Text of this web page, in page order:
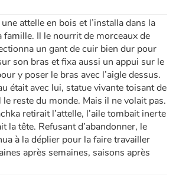
attelle en bois et l’installa dans la
famille. Il le nourrit de morceaux de
un gant de cuir bien dur pour
son bras et fixa aussi un appui sur le
y poser le bras avec l’aigle dessus.
était avec lui, statue vivante toisant de
reste du monde. Mais il ne volait pas.
retirait l’attelle, l’aile tombait inerte
la tête. Refusant d’abandonner, le
à la déplier pour la faire travailler
après semaines, saisons après